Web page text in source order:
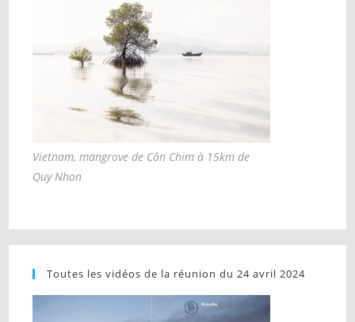
Vietnam, mangrove de Côn Chim à 15km de
Quy Nhon
Toutes les vidéos de la réunion du 24 avril 2024